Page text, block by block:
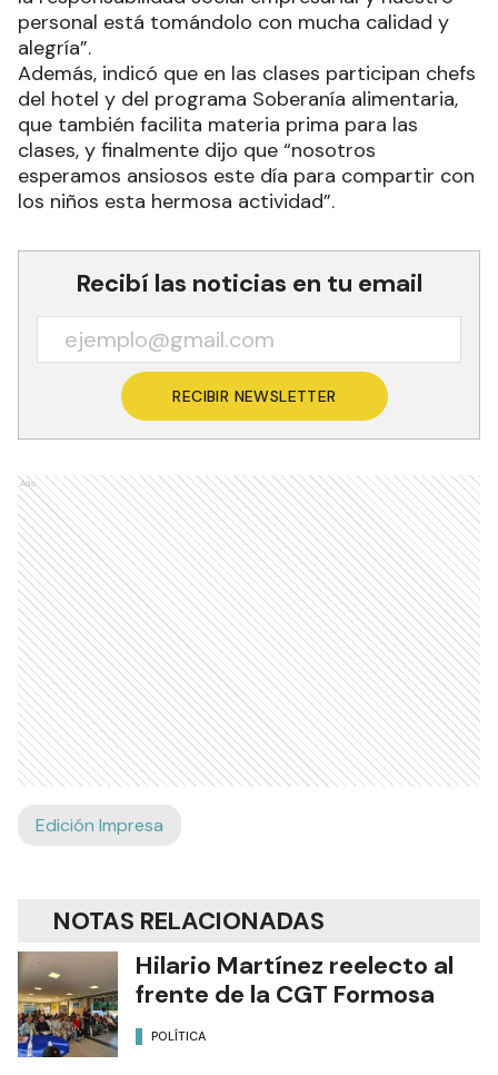
personal está tomándolo con mucha calidad y
alegría”.
Además, indicó que en las clases participan chefs
del hotel y del programa Soberanía alimentaria,
que también facilita materia prima para las
clases, y finalmente dijo que “nosotros
esperamos ansiosos este día para compartir con
los niños esta hermosa actividad”.
Recibí las noticias en tu email
RECIBIR NEWSLETTER
Ads
Edición Impresa
NOTAS RELACIONADAS
Hilario Martínez reelecto al
frente de la CGT Formosa
POLÍTICA